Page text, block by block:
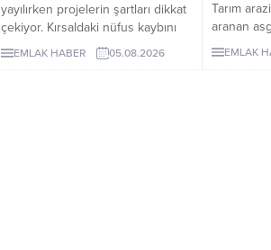
yayılırken projelerin şartları dikkat
çekiyor. Kırsaldaki nüfus kaybını
önlemeyi amaçlayan
uygulamalarda evler ücretsiz veya
EMLAK HABER 05.08.2026
Tarım
aranan
otomatik
EMLAK